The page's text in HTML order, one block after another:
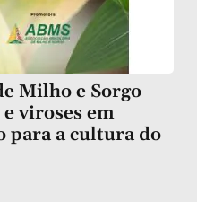
Milho e Sorgo
viroses em
para a cultura do